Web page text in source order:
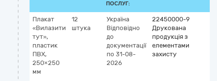
ПОСЛУГ:
Плакат
«Вилазити
тут»,
пластик
ПВХ,
250×250
мм
12
штука
Україна
Відповідно
до
документації
по 31-08-
2026
22450000-9
Друкована
продукція з
елементами
захисту